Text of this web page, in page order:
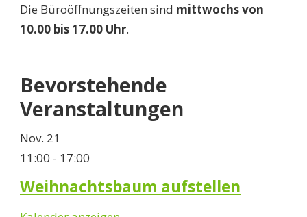
Die Büroöffnungszeiten sind mittwochs von
10.00 bis 17.00 Uhr.
Bevorstehende
Veranstaltungen
Nov. 21
11:00 - 17:00
Weihnachtsbaum aufstellen